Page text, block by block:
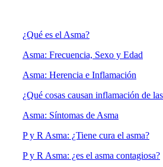
¿Qué es el Asma?
Asma: Frecuencia, Sexo y Edad
Asma: Herencia e Inflamación
¿Qué cosas causan inflamación de
Asma: Síntomas de Asma
P y R Asma: ¿Tiene cura el asma?
P y R Asma: ¿es el asma contagiosa?